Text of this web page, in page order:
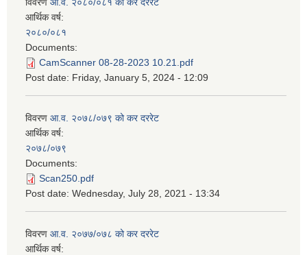
आर्थिक वर्ष:
२०८०/०८१
Documents:
CamScanner 08-28-2023 10.21.pdf
Post date: Friday, January 5, 2024 - 12:09
विवरण आ.व. २०७८/०७९ को कर दररेट
आर्थिक वर्ष:
२०७८/०७९
Documents:
Scan250.pdf
Post date: Wednesday, July 28, 2021 - 13:34
विवरण आ.व. २०७७/०७८ को कर दररेट
आर्थिक वर्ष: